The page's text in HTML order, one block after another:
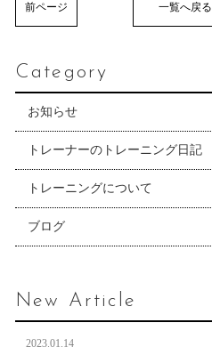
前ページ 一覧へ戻る
Category
お知らせ
トレーナーのトレーニング日記
トレーニングについて
ブログ
New Article
2023.01.14